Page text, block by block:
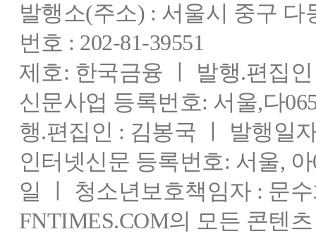
발행소(주소) : 서울시 중구
번호 : 202-81-39551
제호: 한국금융 ㅣ 발행.편집
신문사업 등록번호: 서울,다
행.편집인 : 김봉국 ㅣ 발행일
인터넷신문 등록번호: 서울,
일 ㅣ 청소년보호책임자 : 문
FNTIMES.COM의 모든 콘텐